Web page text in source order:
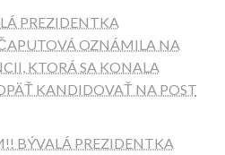
PREZIDENTKA
OZNÁMILA NA
KTORÁ SA KONALA
KANDIDOVAŤ NA POST
BÝVALÁ PREZIDENTKA